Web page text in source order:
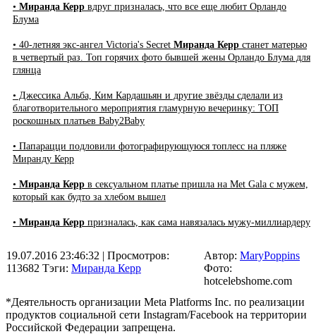
• Миранда Керр вдруг призналась, что все еще любит Орландо
Блума
• 40-летняя экс-ангел Victoria's Secret Миранда Керр станет матерью
в четвертый раз. Топ горячих фото бывшей жены Орландо Блума для
глянца
• Джессика Альба, Ким Кардашьян и другие звёзды сделали из
благотворительного мероприятия гламурную вечеринку: ТОП
роскошных платьев Baby2Baby
• Папарацци подловили фотографирующуюся топлесс на пляже
Миранду Керр
• Миранда Керр в сексуальном платье пришла на Met Gala с мужем,
который как будто за хлебом вышел
• Миранда Керр призналась, как сама навязалась мужу-миллиардеру
19.07.2016 23:46:32 | Просмотров:
113682 Тэги: Миранда Керр
Автор: MaryPoppins
Фото:
hotcelebshome.com
*Деятельность организации Meta Platforms Inc. по реализации
продуктов социальной сети Instagram/Facebook на территории
Российской Федерации запрещена.